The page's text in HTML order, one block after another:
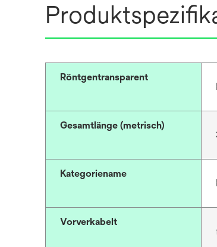
Röntgentransparent
Gesamtlänge (metrisch)
Kategoriename
Vorverkabelt